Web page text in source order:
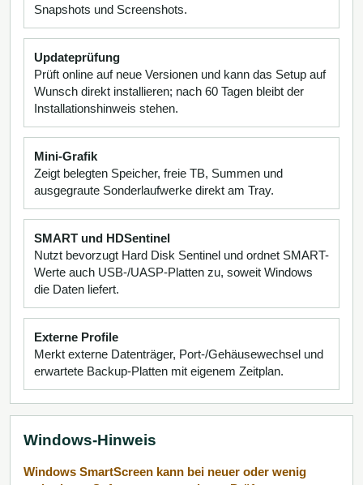
Snapshots und Screenshots.
Updateprüfung
Prüft online auf neue Versionen und kann das Setup auf
Wunsch direkt installieren; nach 60 Tagen bleibt der
Installationshinweis stehen.
Mini-Grafik
Zeigt belegten Speicher, freie TB, Summen und
ausgegraute Sonderlaufwerke direkt am Tray.
SMART und HDSentinel
Nutzt bevorzugt Hard Disk Sentinel und ordnet SMART-
Werte auch USB-/UASP-Platten zu, soweit Windows
die Daten liefert.
Externe Profile
Merkt externe Datenträger, Port-/Gehäusewechsel und
erwartete Backup-Platten mit eigenem Zeitplan.
Windows-Hinweis
Windows SmartScreen kann bei neuer oder wenig